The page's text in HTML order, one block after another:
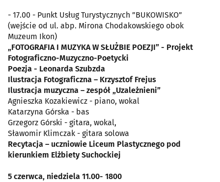
- 17.00 - Punkt Usług Turystycznych ”BUKOWISKO”
(wejście od ul. abp. Mirona Chodakowskiego obok
Muzeum Ikon)
„FOTOGRAFIA I MUZYKA W SŁUŻBIE POEZJI” - Projekt
Fotograficzno-Muzyczno-Poetycki
Poezja - Leonarda Szubzda
Ilustracja Fotograficzna – Krzysztof Frejus
Ilustracja muzyczna – zespół „Uzależnieni”
Agnieszka Kozakiewicz - piano, wokal
Katarzyna Górska - bas
Grzegorz Górski - gitara, wokal,
Sławomir Klimczak - gitara solowa
Recytacja – uczniowie Liceum Plastycznego pod
kierunkiem Elżbiety Suchockiej
5 czerwca, niedziela 11.00- 1800